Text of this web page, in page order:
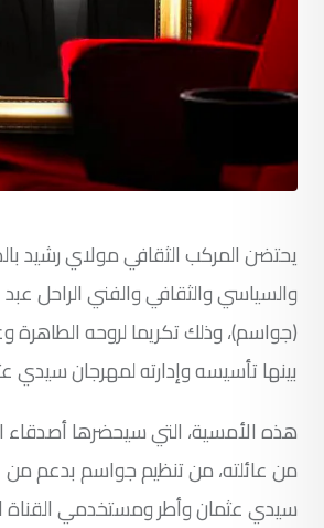
(جواسم)، وذلك تكريما لروحه
بينها تأسيسه وإدارته لمهرجان سيدي
هذه الأمسية، التي سيحضرها أصدقاء
من عائلته، من تنظيم جواسم بدعم
سيدي عثمان وأطر ومستخدمي القناة